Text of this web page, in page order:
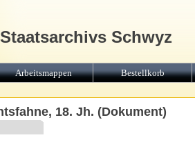
18. Jh. (Dokument)
Schwyz
Arbeitsmappen Bestellkorb